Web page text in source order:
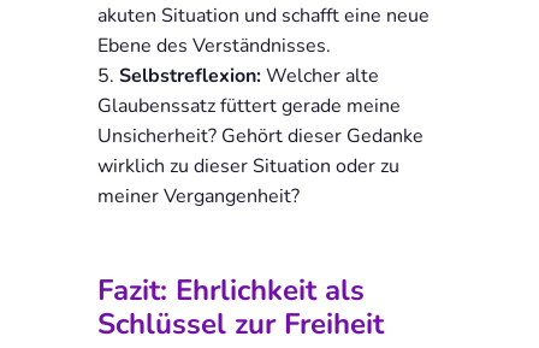
akuten Situation und schafft eine neue
Ebene des Verständnisses.
Selbstreflexion:Welcher alte
Glaubenssatz füttert gerade meine
Unsicherheit? Gehört dieser Gedanke
wirklich zu dieser Situation oder zu
meiner Vergangenheit?
Fazit: Ehrlichkeit als
Schlüssel zur Freiheit